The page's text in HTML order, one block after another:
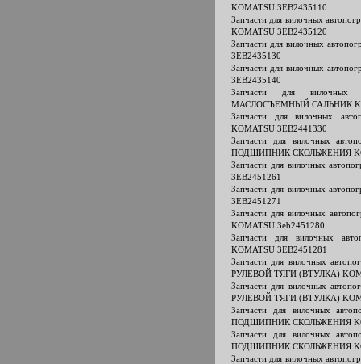
KOMATSU 3EB2435110
Запчасти для вилочных
KOMATSU 3EB2435120
Запчасти для вилочных
3EB2435130
Запчасти для вилочных
3EB2435140
Запчасти для вилочных
МАСЛОСЪЕМНЫЙ САЛЬНИК
Запчасти для вилочных
KOMATSU 3EB2441330
Запчасти для вилочных
ПОДШИПНИК СКОЛЬЖЕНИЯ
Запчасти для вилочных
3EB2451261
Запчасти для вилочных
3EB2451271
Запчасти для вилочных
KOMATSU 3eb2451280
Запчасти для вилочных
KOMATSU 3EB2451281
Запчасти для вилочных
РУЛЕВОЙ ТЯГИ (ВТУЛКА)
Запчасти для вилочных
РУЛЕВОЙ ТЯГИ (ВТУЛКА)
Запчасти для вилочных
ПОДШИПНИК СКОЛЬЖЕНИЯ
Запчасти для вилочных
ПОДШИПНИК СКОЛЬЖЕНИЯ
Запчасти для вилочных